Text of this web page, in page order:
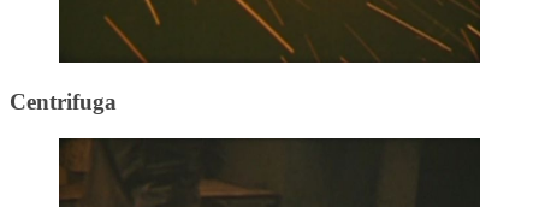
Centrifuga